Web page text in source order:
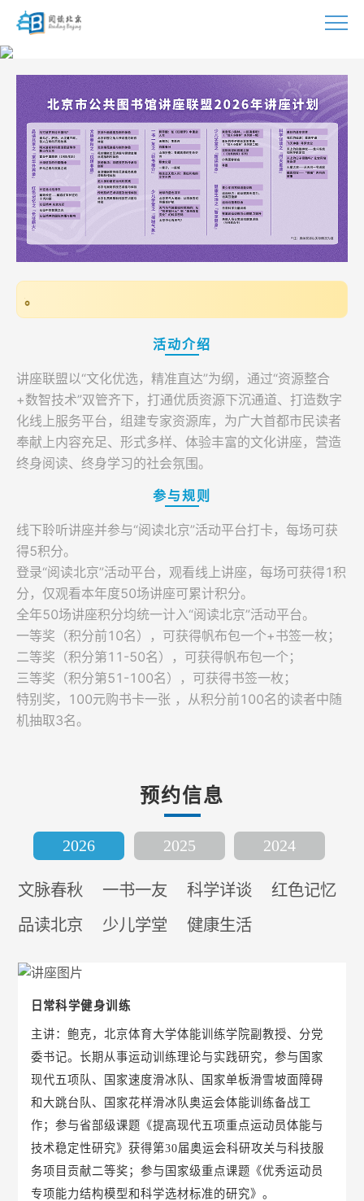
活动
指南
视频
资源
资讯
登录
活动介绍
讲座联盟以“文化优选，精准直达”为纲，通过“资源整合
+数智技术”双管齐下，打通优质资源下沉通道、打造数字
化线上服务平台，组建专家资源库，为广大首都市民读者
奉献上内容充足、形式多样、体验丰富的文化讲座，营造
终身阅读、终身学习的社会氛围。
参与规则
线下聆听讲座并参与“阅读北京”活动平台打卡，每场可获
得5积分。
登录“阅读北京”活动平台，观看线上讲座，每场可获得1积
分，仅观看本年度50场讲座可累计积分。
全年50场讲座积分均统一计入“阅读北京”活动平台。
一等奖（积分前10名），可获得帆布包一个+书签一枚；
二等奖（积分第11-50名），可获得帆布包一个；
三等奖（积分第51-100名），可获得书签一枚；
特别奖，100元购书卡一张 ，从积分前100名的读者中随
机抽取3名。
预约信息
2026 2025 2024
文脉春秋 一书一友 科学详谈
红色记忆
品读北京
少儿学堂 健康生活
日常科学健身训练
主讲：鲍克，北京体育大学体能训练学院副教授、分党
委书记。长期从事运动训练理论与实践研究，参与国家
现代五项队、国家速度滑冰队、国家单板滑雪坡面障碍
和大跳台队、国家花样滑冰队奥运会体能训练备战工
作；参与省部级课题《提高现代五项重点运动员体能与
技术稳定性研究》获得第30届奥运会科研攻关与科技服
务项目贡献二等奖；参与国家级重点课题《优秀运动员
专项能力结构模型和科学选材标准的研究》。